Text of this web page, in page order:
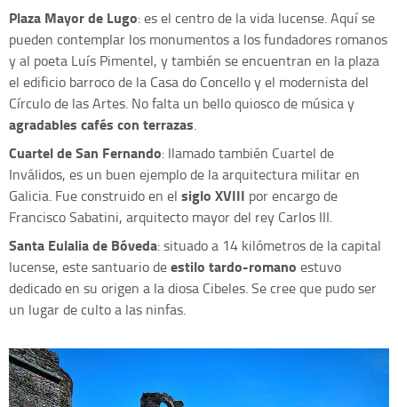
Plaza Mayor de Lugo: es el centro de la vida lucense. Aquí se
pueden contemplar los monumentos a los fundadores romanos
y al poeta Luís Pimentel, y también se encuentran en la plaza
el edificio barroco de la Casa do Concello y el modernista del
Círculo de las Artes. No falta un bello quiosco de música y
agradables cafés con terrazas.
Cuartel de San Fernando: llamado también Cuartel de
Inválidos, es un buen ejemplo de la arquitectura militar en
Galicia. Fue construido en el siglo XVIII por encargo de
Francisco Sabatini, arquitecto mayor del rey Carlos III.
Santa Eulalia de Bóveda: situado a 14 kilómetros de la capital
lucense, este santuario deestilo tardo-romano estuvo
dedicado en su origen a la diosa Cibeles. Se cree que pudo ser
un lugar de culto a las ninfas.